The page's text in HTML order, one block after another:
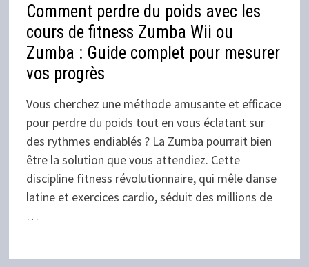
Comment perdre du poids avec les
cours de fitness Zumba Wii ou
Zumba : Guide complet pour mesurer
vos progrès
Vous cherchez une méthode amusante et efficace
pour perdre du poids tout en vous éclatant sur
des rythmes endiablés ? La Zumba pourrait bien
être la solution que vous attendiez. Cette
discipline fitness révolutionnaire, qui mêle danse
latine et exercices cardio, séduit des millions de
…